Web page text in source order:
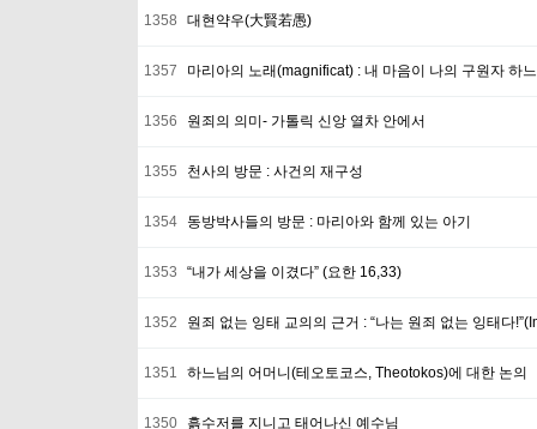
1358 대현약우(大賢若愚)
1357 마리아의 노래(magnificat) : 내 마음이 나의 구원자 하
1356 원죄의 의미- 가톨릭 신앙 열차 안에서
1355 천사의 방문 : 사건의 재구성
1354 동방박사들의 방문 : 마리아와 함께 있는 아기
1353 “내가 세상을 이겼다” (요한 16,33)
1352 원죄 없는 잉태 교의의 근거 : “나는 원죄 없는 잉태다
1351 하느님의 어머니(테오토코스, Theotokos)에 대한 논의
1350 흙수저를 지니고 태어나신 예수님